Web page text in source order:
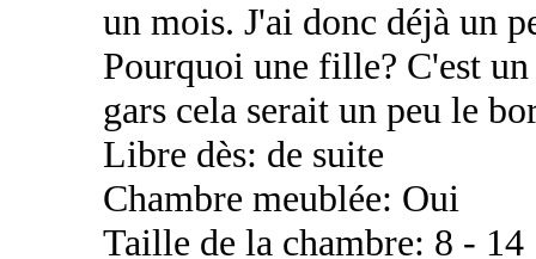
un mois. J'ai donc déjà un
Pourquoi une fille? C'est
gars cela serait un peu le
Libre dès: de suite
Chambre meublée: Oui
Taille de la chambre: 8 -